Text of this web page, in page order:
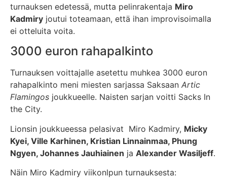
turnauksen edetessä, mutta pelinrakentaja Miro
Kadmiry joutui toteamaan, että ihan improvisoimalla
ei otteluita voita.
3000 euron rahapalkinto
Turnauksen voittajalle asetettu muhkea 3000 euron
rahapalkinto meni miesten sarjassa Saksaan Artic
Flamingos joukkueelle. Naisten sarjan voitti Sacks In
the City.
Lionsin joukkueessa pelasivat Miro Kadmiry, Micky
Kyei, Ville Karhinen, Kristian Linnainmaa, Phung
Ngyen, Johannes Jauhiainen ja Alexander Wasiljeff.
Näin Miro Kadmiry viikonlpun turnauksesta: